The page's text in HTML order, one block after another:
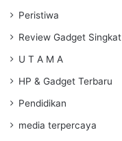
Peristiwa
Review Gadget Singkat
U T A M A
HP & Gadget Terbaru
Pendidikan
media terpercaya